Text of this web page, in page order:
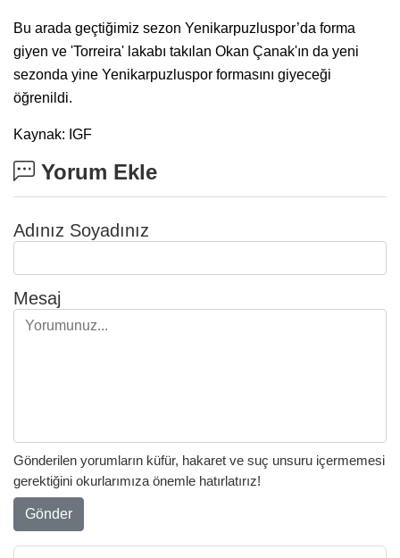
Bu arada geçtiğimiz sezon Yenikarpuzluspor’da forma
giyen ve 'Torreira' lakabı takılan Okan Çanak'ın da yeni
sezonda yine Yenikarpuzluspor formasını giyeceği
öğrenildi.
Kaynak: IGF
Yorum Ekle
Adınız Soyadınız
Mesaj
Gönderilen yorumların küfür, hakaret ve suç unsuru içermemesi
gerektiğini okurlarımıza önemle hatırlatırız!
Gönder